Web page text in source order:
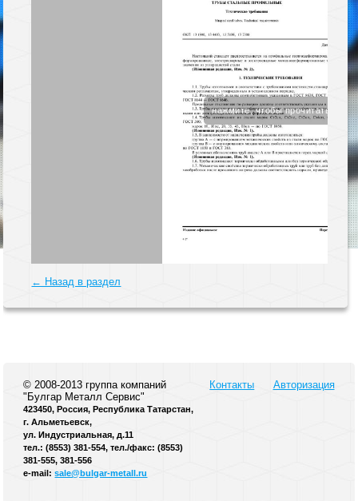
← Назад в раздел
© 2008-2013 группа компаний
"Булгар Металл Сервис"
423450, Россия, Республика Татарстан,
г. Альметьевск,
ул. Индустриальная, д.11
тел.: (8553) 381-554, тел./факс: (8553)
381-555, 381-556
e-mail:sale@bulgar-metall.ru
Контакты Авторизация